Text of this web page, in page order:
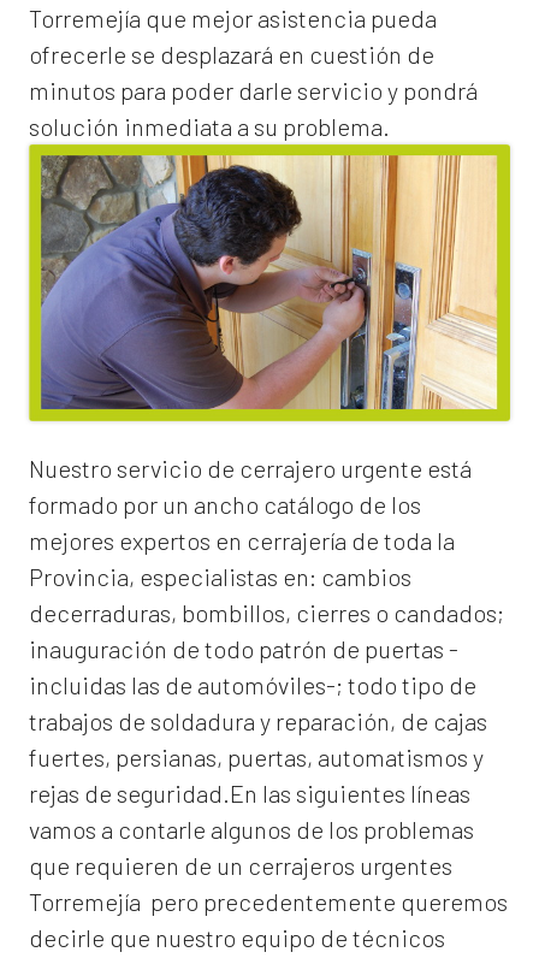
Torremejía que mejor asistencia pueda
ofrecerle se desplazará en cuestión de
minutos para poder darle servicio y pondrá
solución inmediata a su problema.
Nuestro servicio de cerrajero urgente está
formado por un ancho catálogo de los
mejores expertos en cerrajería de toda la
Provincia, especialistas en: cambios
decerraduras, bombillos, cierres o candados;
inauguración de todo patrón de puertas -
incluidas las de automóviles-; todo tipo de
trabajos de soldadura y reparación, de cajas
fuertes, persianas, puertas, automatismos y
rejas de seguridad.En las siguientes líneas
vamos a contarle algunos de los problemas
que requieren de un cerrajeros urgentes
Torremejía pero precedentemente queremos
decirle que nuestro equipo de técnicos